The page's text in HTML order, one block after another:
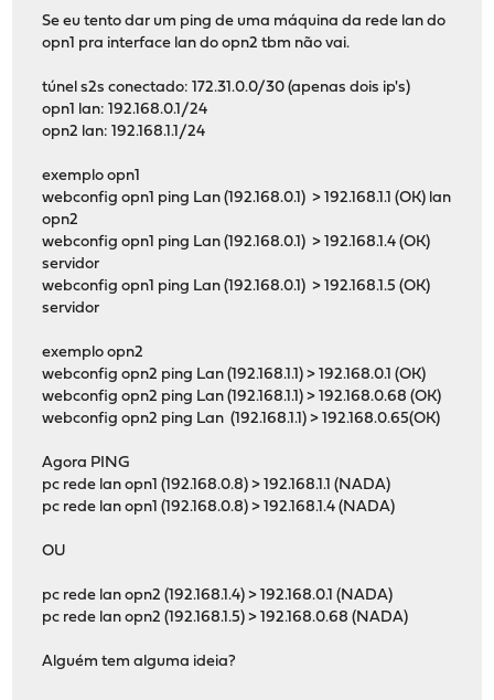
Se eu tento dar um ping de uma máquina da rede lan do
opn1 pra interface lan do opn2 tbm não vai.
túnel s2s conectado: 172.31.0.0/30 (apenas dois ip's)
opn1 lan: 192.168.0.1/24
opn2 lan: 192.168.1.1/24
exemplo opn1
webconfig opn1 ping Lan (192.168.0.1) > 192.168.1.1 (OK) lan
opn2
webconfig opn1 ping Lan (192.168.0.1) > 192.168.1.4 (OK)
servidor
webconfig opn1 ping Lan (192.168.0.1) > 192.168.1.5 (OK)
servidor
exemplo opn2
webconfig opn2 ping Lan (192.168.1.1) > 192.168.0.1 (OK)
webconfig opn2 ping Lan (192.168.1.1) > 192.168.0.68 (OK)
webconfig opn2 ping Lan (192.168.1.1) > 192.168.0.65(OK)
Agora PING
pc rede lan opn1 (192.168.0.8) > 192.168.1.1 (NADA)
pc rede lan opn1 (192.168.0.8) > 192.168.1.4 (NADA)
OU
pc rede lan opn2 (192.168.1.4) > 192.168.0.1 (NADA)
pc rede lan opn2 (192.168.1.5) > 192.168.0.68 (NADA)
Alguém tem alguma ideia?